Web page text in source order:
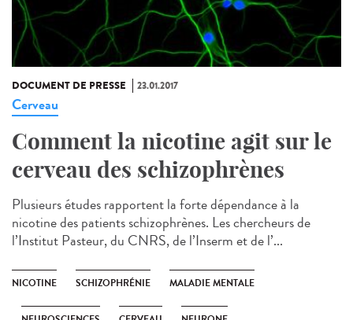
DOCUMENT DE PRESSE 23.01.2017
Cerveau
Comment la nicotine agit sur le
cerveau des schizophrènes
Plusieurs études rapportent la forte dépendance à la
nicotine des patients schizophrènes. Les chercheurs de
l’Institut Pasteur, du CNRS, de l’Inserm et de l’...
NICOTINE SCHIZOPHRÉNIE MALADIE MENTALE